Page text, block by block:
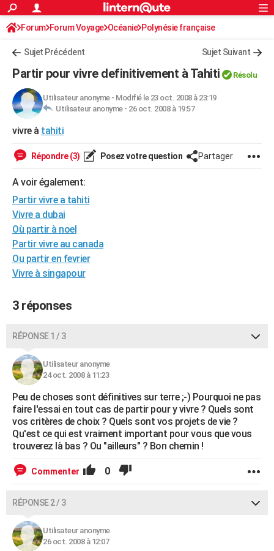
ACTUALITÉS
Politique
Société
Faits Divers
Education
Monde
Villes
+
FINANCE
Retraite
Impôts
Epargne
Immobilier
Risques naturels par ville
Banque
Assurance
Crédit
AUTO
Essais
Réserver un essai
Citadines
Berlines
SUV
Forum auto
+
Mobiles
Meilleur smartphone
Internet
Ordinateurs
Jeux vidéo
Guide high-tech
BRICOLAGE
Forum
Aménagement intérieur
Extérieur
Cuisine
Salle de bains
Jardinage
Rangement
WEEK-END
Guides de France
Escapades
Patrimoine
Expositions
Musées
Week-end nature
+LIFESTYLE
Art de vivre
Bien-être
Loisirs
Mode
Modes de vie
SANTE
Alimentation
Guide de la santé
Maladies
Médicaments
Sommeil
VOYAGE
GUIDES D'ACHAT
BONS PLANS
CARTE DE VOEUX
Carte de Noël
Carte Bonne année
Carte Saint-Valentin
Carte Pâques
Carte d'anniversaire
DICTIONNAIRE
Dictionnaire
Biographies
Citations
Expressions
Proverbes
PROGRAMME TV
COPAINS D'AVANT
AVIS DE DÉCÈS
Rechercher
S'inscrire
Connexion
Forum Forum Voyage Océanie Polynésie française
Sujet Précédent Sujet Suivant
Partir pour vivre definitivement à Tahiti Résolu
Utilisateur anonyme- Modifié le 23 oct. 2008 à 23:19
Utilisateur anonyme - 26 oct. 2008 à 19:57
vivre à tahiti
Répondre (3) Posez votre question Partager
A voir également:
Partir vivre a tahiti
Vivre a dubai
Où partir à noel
Partir vivre au canada
Ou partir en fevrier
Vivre à singapour
3 réponses
RÉPONSE 1 / 3
Utilisateur anonyme
24 oct. 2008 à 11:23
Peu de choses sont définitives sur terre ;-) Pourquoi ne pas
faire l'essai en tout cas de partir pour y vivre ? Quels sont
vos critères de choix ? Quels sont vos projets de vie ?
Qu'est ce qui est vraiment important pour vous que vous
trouverez là bas ? Ou "ailleurs" ? Bon chemin !
Commenter 0
RÉPONSE 2 / 3
Utilisateur anonyme
26 oct. 2008 à 12:07